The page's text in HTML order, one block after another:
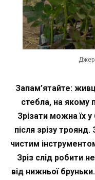
Запам’ятайте:
стебла, на якому
Зрізати можна їх у
після зрізу
чистим
Зріз слід робити
від нижньої